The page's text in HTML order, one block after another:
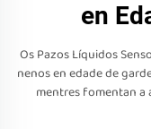
en
Os Pazos Líquidos
nenos en edade de
mentres fomentan a